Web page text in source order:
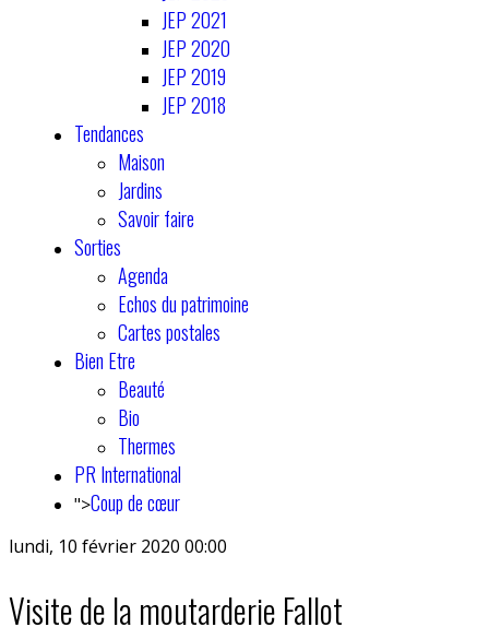
JEP 2021
JEP 2020
JEP 2019
JEP 2018
Tendances
Maison
Jardins
Savoir faire
Sorties
Agenda
Echos du patrimoine
Cartes postales
Bien Etre
Beauté
Bio
Thermes
PR International
">Coup de cœur
lundi, 10 février 2020 00:00
Visite de la moutarderie Fallot